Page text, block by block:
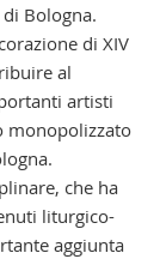
Bologna.
di XIV
al
artisti
monopolizzato
che ha
liturgico-
aggiunta